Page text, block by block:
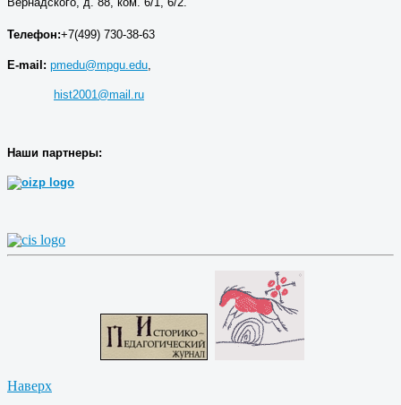
Телефон:+7(499) 730-38-63
E-mail: pmedu@mpgu.edu
hist2001@mail.ru
Наши партнеры:
Наверх